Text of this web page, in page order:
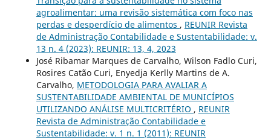
agroalimentar: uma revisão sistemática com foco nas
perdas e desperdício de alimentos , REUNIR Revista
de Administração Contabilidade e Sustentabilidade: v.
13 n. 4 (2023): REUNIR: 13, 4, 2023
José Ribamar Marques de Carvalho, Wilson Fadlo Curi,
Rosires Catão Curi, Enyedja Kerlly Martins de A.
Carvalho, METODOLOGIA PARA AVALIAR A
SUSTENTABILIDADE AMBIENTAL DE MUNICÍPIOS
UTILIZANDO ANÁLISE MULTICRITÉRIO , REUNIR
Revista de Administração Contabilidade e
Sustentabilidade: v. 1 n. 1 (2011): REUNIR